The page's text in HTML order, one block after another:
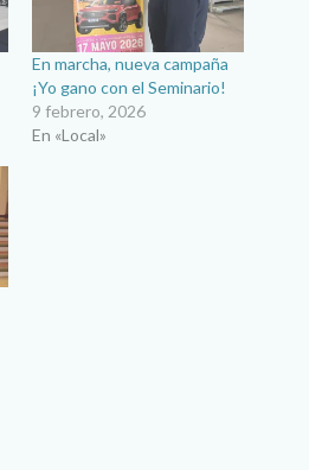
En marcha, nueva campaña
¡Yo gano con el Seminario!
9 febrero, 2026
En «Local»